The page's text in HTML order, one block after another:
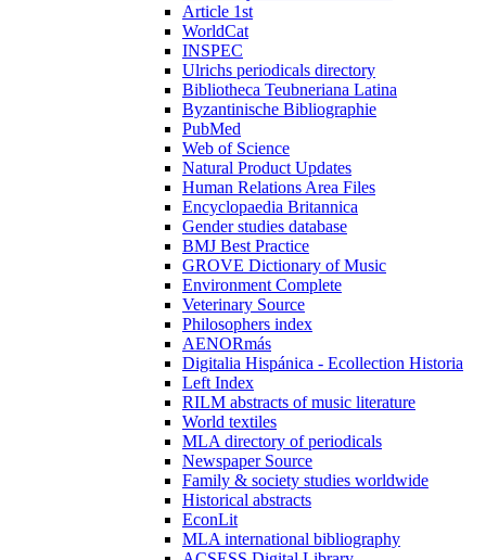
Article 1st
WorldCat
INSPEC
Ulrichs periodicals directory
Bibliotheca Teubneriana Latina
Byzantinische Bibliographie
PubMed
Web of Science
Natural Product Updates
Human Relations Area Files
Encyclopaedia Britannica
Gender studies database
BMJ Best Practice
GROVE Dictionary of Music
Environment Complete
Veterinary Source
Philosophers index
AENORmás
Digitalia Hispánica - Ecollection Historia
Left Index
RILM abstracts of music literature
World textiles
MLA directory of periodicals
Newspaper Source
Family & society studies worldwide
Historical abstracts
EconLit
MLA international bibliography